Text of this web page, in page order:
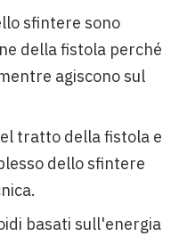
sfintere sono
della fistola perché
agiscono sul
tratto della fistola e
dello sfintere
basati sull'energia